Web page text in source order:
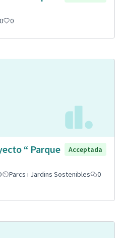
0 0
“ Parque
Acceptada
Parcs i Jardins Sostenibles
0